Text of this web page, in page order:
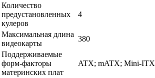
Количество
предустановленных
кулеров
4
Максимальная длина
видеокарты
380
Поддерживаемые
форм-факторы
материнских плат
ATX; mATX; Mini-ITX